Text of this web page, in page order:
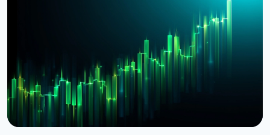
BlackRock токенізував доступ до $311 млрд
грошових фондів у Європі через Kinexys